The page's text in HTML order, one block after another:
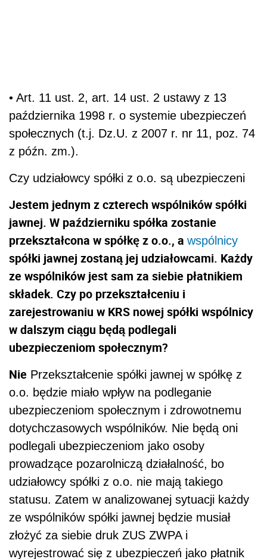
• Art. 11 ust. 2, art. 14 ust. 2 ustawy z 13
października 1998 r. o systemie ubezpieczeń
społecznych (t.j. Dz.U. z 2007 r. nr 11, poz. 74
z późn. zm.).
Czy udziałowcy spółki z o.o. są ubezpieczeni
Jestem jednym z czterech wspólników spółki
jawnej. W październiku spółka zostanie
przekształcona w spółkę z o.o., a wspólnicy
spółki jawnej zostaną jej udziałowcami. Każdy
ze wspólników jest sam za siebie płatnikiem
składek. Czy po przekształceniu i
zarejestrowaniu w KRS nowej spółki wspólnicy
w dalszym ciągu będą podlegali
ubezpieczeniom społecznym?
Nie Przekształcenie spółki jawnej w spółkę z
o.o. będzie miało wpływ na podleganie
ubezpieczeniom społecznym i zdrowotnemu
dotychczasowych wspólników. Nie będą oni
podlegali ubezpieczeniom jako osoby
prowadzące pozarolniczą działalność, bo
udziałowcy spółki z o.o. nie mają takiego
statusu. Zatem w analizowanej sytuacji każdy
ze wspólników spółki jawnej będzie musiał
złożyć za siebie druk ZUS ZWPA i
wyrejestrować się z ubezpieczeń jako płatnik